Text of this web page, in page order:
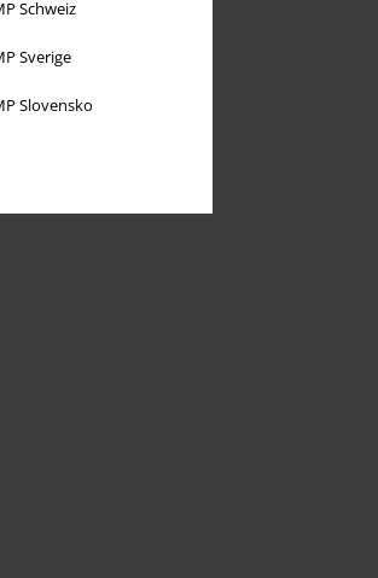
Schweiz
Sverige
Slovensko